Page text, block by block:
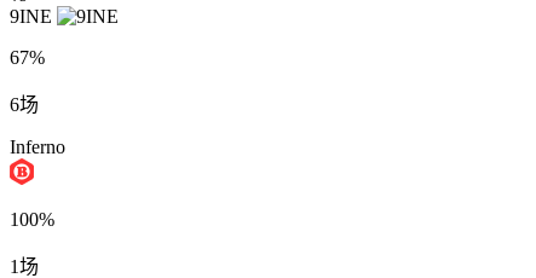
9INE
67%
6场
Inferno
100%
1场